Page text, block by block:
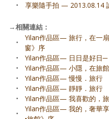
•
享樂隨手拍 — 2013.08.14
→相關連結：
•
Yilan作品區— 旅行，在一
窗》序
•
Yilan作品區— 日日是好日─
•
Yilan作品區— 小隱，在旅
•
Yilan作品區— 慢慢．旅行
•
Yilan作品區— 靜靜．旅行
•
Yilan作品區— 我喜歡的，
•
Yilan作品區— 我的，奢華